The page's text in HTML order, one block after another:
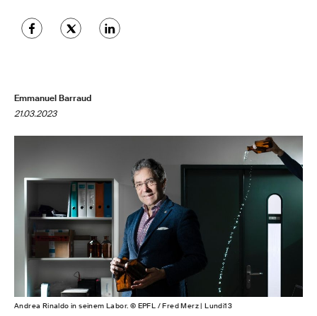
Emmanuel Barraud
21.03.2023
Andrea Rinaldo in seinem Labor. © EPFL / Fred Merz | Lundi13